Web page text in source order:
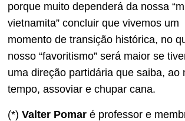
porque muito dependerá da nossa
vietnamita” concluir que vivemos um
momento de transição histórica, no
nosso “favoritismo” será maior se
uma direção partidária que saiba, ao
tempo, assoviar e chupar cana.
(*) Valter Pomar é professor e